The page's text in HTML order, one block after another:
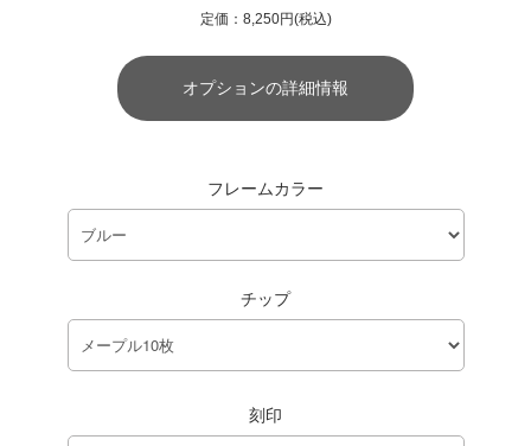
定価：8,250円(税込)
オプションの詳細情報
フレームカラー
チップ
刻印